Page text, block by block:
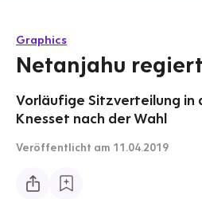
Graphics
Netanjahu
Vorläufige Sitzverteilung in
Knesset nach der Wahl
Veröffentlicht am 11.04.2019